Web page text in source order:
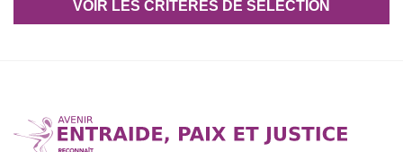
VOIR LES CRITÈRES DE SÉLECTION